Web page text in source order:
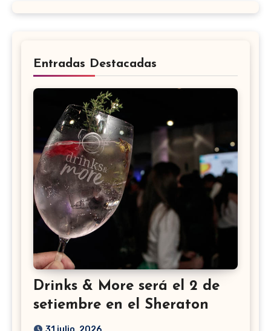
Entradas Destacadas
Drinks & More será el 2 de
setiembre en el Sheraton